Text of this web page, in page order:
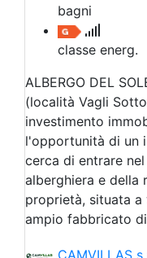
bagni
classe energ.
ALBERGO DEL
(località Vagli
investimento
l'opportunità di un
cerca di entrare
alberghiera e della
proprietà, situata
ampio fabbricato
CAMVILLAS